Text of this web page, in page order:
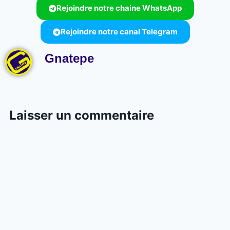
Rejoindre notre chaine WhatsApp
Rejoindre notre canal Telegram
Gnatepe
Laisser un commentaire